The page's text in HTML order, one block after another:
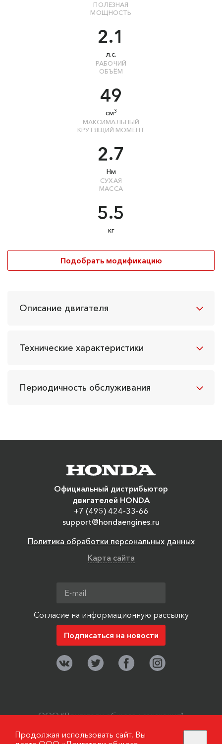
ПОЛЕЗНАЯ
МОЩНОСТЬ
2.1
л.с.
РАБОЧИЙ
ОБЪЁМ
49
см3
МАКСИМАЛЬНЫЙ
КРУТЯЩИЙ МОМЕНТ
2.7
Нм
СУХАЯ
МАССА
5.5
кг
Подобрать модификацию
Описание двигателя
Технические характеристики
Периодичность обслуживания
Официальный дистрибьютор
двигателей HONDA
+7 (495) 424-33-66
support@hondaengines.ru
Политика обработки персональных данных
Карта сайта
Согласие на информационную рассылку
ООО “Двигатели общего назначения”,
2006-2019
Продолжая использовать сайт, Вы